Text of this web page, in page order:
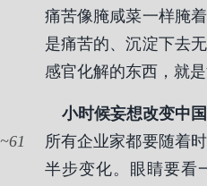
痛苦像腌咸菜一样腌
是痛苦的、沉淀下去
感官化解的东西，就是
小时候妄想改变中
61
所有企业家都要随着
半步变化。眼睛要看